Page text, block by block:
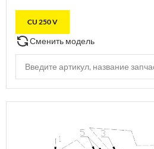
CU 250 V
Сменить модель